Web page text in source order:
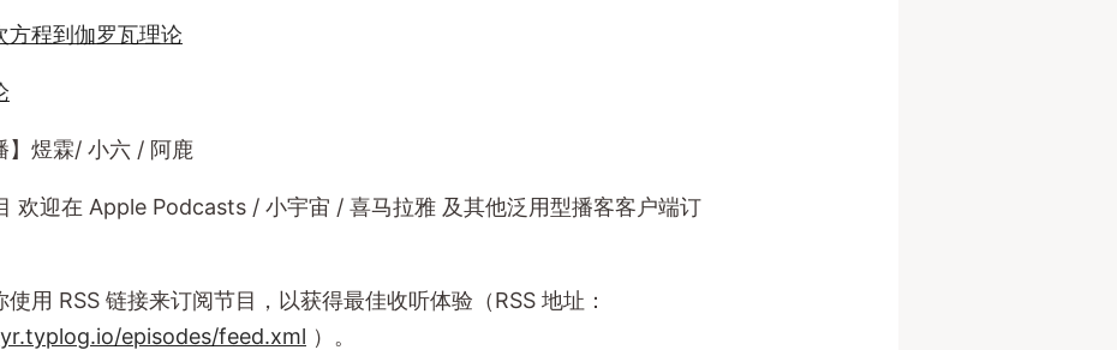
方程到伽罗瓦理论
】煜霖/ 小六 / 阿鹿
欢迎在 Apple Podcasts / 小宇宙 / 喜马拉雅 及其他泛用型播客客户端订
使用 RSS 链接来订阅节目，以获得最佳收听体验（RSS 地址：
episodes/feed.xml ）。